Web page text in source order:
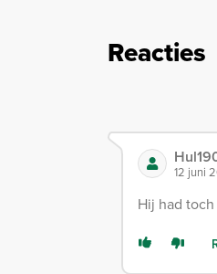
Reacties
12 juni
Hij had